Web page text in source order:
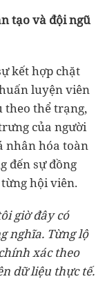
tạo và đội ngũ
kết hợp chặt
luyện viên
thể trạng,
của người
nhân hóa toàn
đến sự đồng
hội viên.
giờ đây có
nghĩa. Từng lộ
xác theo
dữ liệu thực tế.